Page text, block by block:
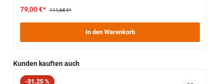
79,00 €* 111,68 €*
In den Warenkorb
Produktgalerie überspringen
Kunden kauften auch
Rabatt
-31.25 %